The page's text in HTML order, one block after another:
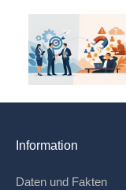
Information
Daten und Fakten